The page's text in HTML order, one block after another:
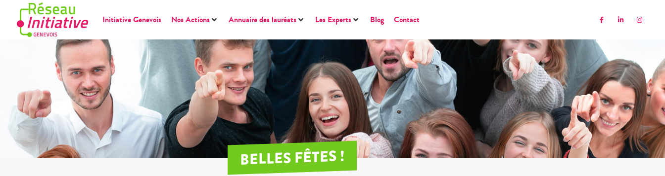
Initiative Genevois Nos Actions Annuaire des lauréats Les Experts Blog Contact
BELLES FÊTES !